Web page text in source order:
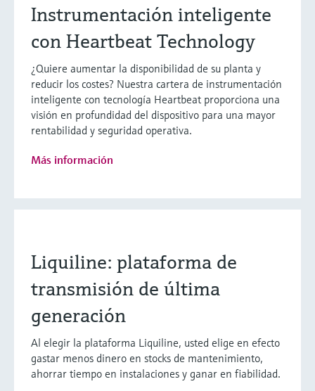
Instrumentación inteligente
con Heartbeat Technology
¿Quiere aumentar la disponibilidad de su planta y
reducir los costes? Nuestra cartera de instrumentación
inteligente con tecnología Heartbeat proporciona una
visión en profundidad del dispositivo para una mayor
rentabilidad y seguridad operativa.
Más información
Liquiline: plataforma de
transmisión de última
generación
Al elegir la plataforma Liquiline, usted elige en efecto
gastar menos dinero en stocks de mantenimiento,
ahorrar tiempo en instalaciones y ganar en fiabilidad.